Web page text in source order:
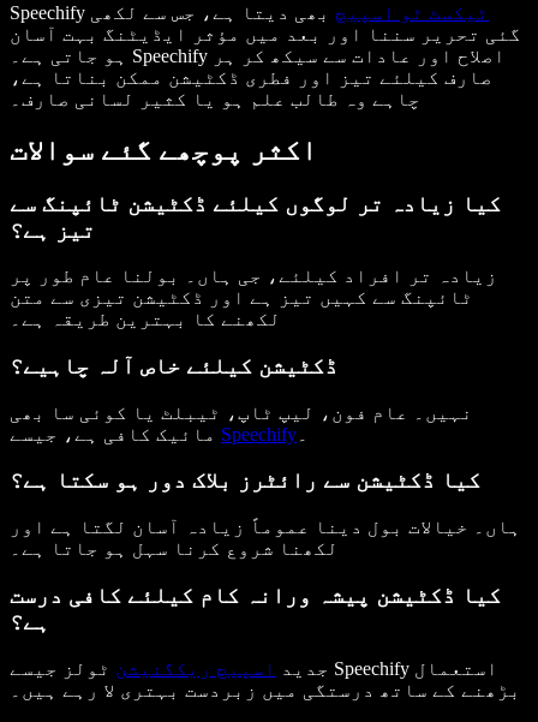
Speechify
ٹیکسٹ ٹو اسپیچ بھی دیتا ہے، جس سے لکھی
گئی تحریر سننا اور بعد میں مؤثر ایڈیٹنگ بہت آسان
ہو جاتی ہے۔ Speechify اصلاح اور عادات سے سیکھ کر ہر
صارف کیلئے تیز اور فطری ڈکٹیشن ممکن بناتا ہے،
چاہے وہ طالب علم ہو یا کثیر لسانی صارف۔
اکثر پوچھے گئے سوالات
کیا زیادہ تر لوگوں کیلئے ڈکٹیشن ٹائپنگ سے
تیز ہے؟
زیادہ تر افراد کیلئے، جی ہاں۔ بولنا عام طور پر
ٹائپنگ سے کہیں تیز ہے اور ڈکٹیشن تیزی سے متن
لکھنے کا بہترین طریقہ ہے۔
ڈکٹیشن کیلئے خاص آلہ چاہیے؟
نہیں۔ عام فون، لیپ ٹاپ، ٹیبلٹ یا کوئی سا بھی
Speechify
کیا ڈکٹیشن سے رائٹرز بلاک دور ہو سکتا ہے؟
ہاں۔ خیالات بول دینا عموماً زیادہ آسان لگتا ہے اور
لکھنا شروع کرنا سہل ہو جاتا ہے۔
کیا ڈکٹیشن پیشہ ورانہ کام کیلئے کافی درست
ہے؟
جدید اسپیچ ریکگنیشن ٹولز جیسے Speechify استعمال
بڑھنے کے ساتھ درستگی میں زبردست بہتری لا رہے ہیں۔